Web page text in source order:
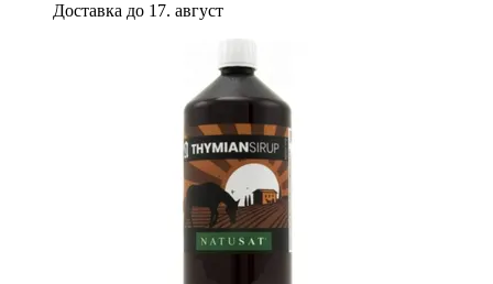
Доставка до 17. август